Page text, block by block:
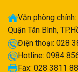
Văn phòng
Quận Tân Bình,
Điện thoại: 028
Hotline: 0984
Fax: 028 3811